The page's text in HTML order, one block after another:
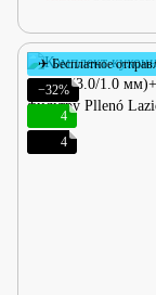
✈ Бесплатное
−32%
4
4